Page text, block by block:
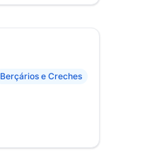
Berçários e Creches